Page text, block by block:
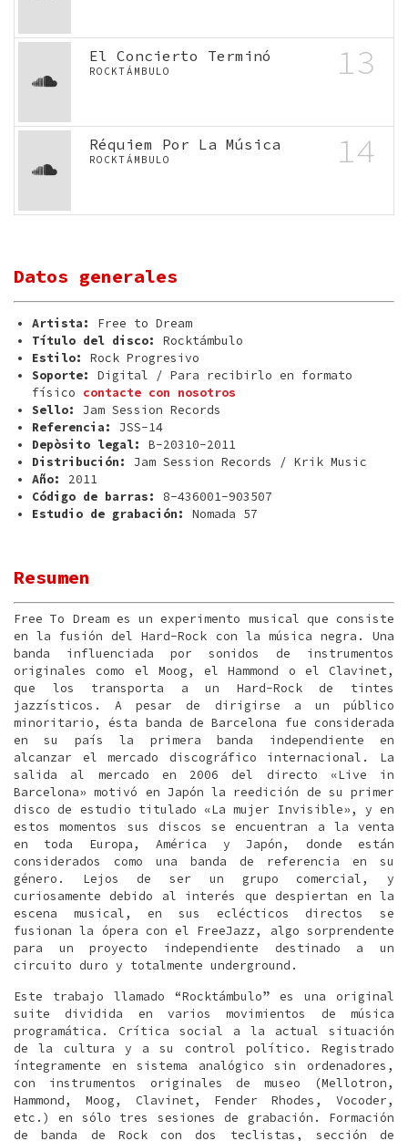
El Concierto Terminó
ROCKTÁMBULO 13
Réquiem Por La Música
ROCKTÁMBULO 14
Datos generales
Artista: Free to Dream
Título del disco: Rocktámbulo
Estilo: Rock Progresivo
Soporte: Digital / Para recibirlo en formato
físico contacte con nosotros
Sello: Jam Session Records
Referencia: JSS-14
Depòsito legal: B-20310-2011
Distribución: Jam Session Records / Krik Music
Año: 2011
Código de barras: 8-436001-903507
Estudio de grabación: Nomada 57
Resumen
Free To Dream es un experimento musical que consiste
en la fusión del Hard-Rock con la música negra. Una
banda influenciada por sonidos de instrumentos
originales como el Moog, el Hammond o el Clavinet,
que los transporta a un Hard-Rock de tintes
jazzísticos. A pesar de dirigirse a un público
minoritario, ésta banda de Barcelona fue considerada
en su país la primera banda independiente en
alcanzar el mercado discográfico internacional. La
salida al mercado en 2006 del directo «Live in
Barcelona» motivó en Japón la reedición de su primer
disco de estudio titulado «La mujer Invisible», y en
estos momentos sus discos se encuentran a la venta
en toda Europa, América y Japón, donde están
considerados como una banda de referencia en su
género. Lejos de ser un grupo comercial, y
curiosamente debido al interés que despiertan en la
escena musical, en sus eclécticos directos se
fusionan la ópera con el FreeJazz, algo sorprendente
para un proyecto independiente destinado a un
circuito duro y totalmente underground.
Este trabajo llamado “Rocktámbulo” es una original
suite dividida en varios movimientos de música
programática. Crítica social a la actual situación
de la cultura y a su control político. Registrado
íntegramente en sistema analógico sin ordenadores,
con instrumentos originales de museo (Mellotron,
Hammond, Moog, Clavinet, Fender Rhodes, Vocoder,
etc.) en sólo tres sesiones de grabación. Formación
de banda de Rock con dos teclistas, sección de